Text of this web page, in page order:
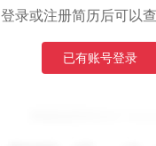
登录或注册简历后可以
已有账号登录